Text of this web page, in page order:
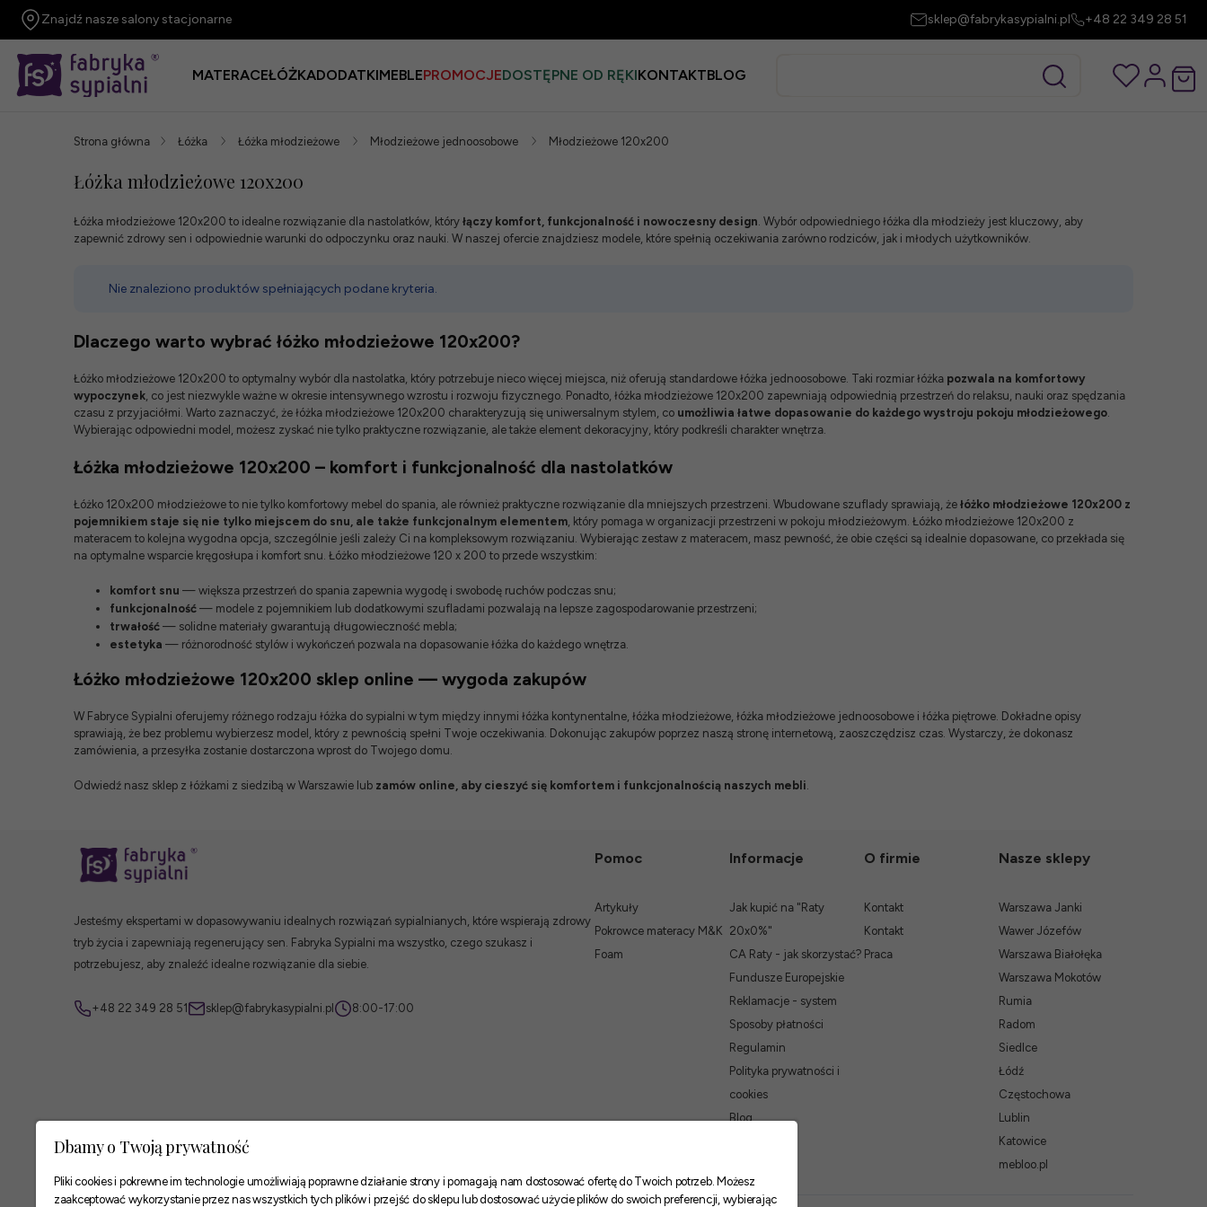
Znajdź nasze salony stacjonarne sklep@fabrykasypialni.pl +48 22 349 28 51
MATERACEŁÓŻKADODATKIMEBLEPROMOCJEDOSTĘPNE OD RĘKIKONTAKTBLOG
Strona główna Łóżka Łóżka młodzieżowe Młodzieżowe jednoosobowe Młodzieżowe 120x200
Łóżka młodzieżowe 120x200
Łóżka młodzieżowe 120x200 to idealne rozwiązanie dla nastolatków, który łączy komfort, funkcjonalność i nowoczesny design . Wybór odpowiedniego łóżka dla młodzieży jest kluczowy, aby
zapewnić zdrowy sen i odpowiednie warunki do odpoczynku oraz nauki. W naszej ofercie znajdziesz modele, które spełnią oczekiwania zarówno rodziców, jak i młodych użytkowników.
Nie znaleziono produktów spełniających podane kryteria.
Dlaczego warto wybrać łóżko młodzieżowe 120x200?
Łóżko młodzieżowe 120x200 to optymalny wybór dla nastolatka, który potrzebuje nieco więcej miejsca, niż oferują standardowe łóżka jednoosobowe. Taki rozmiar łóżka pozwala na komfortowy
wypoczynek , co jest niezwykle ważne w okresie intensywnego wzrostu i rozwoju fizycznego. Ponadto, łóżka młodzieżowe 120x200 zapewniają odpowiednią przestrzeń do relaksu, nauki oraz spędzania
czasu z przyjaciółmi. Warto zaznaczyć, że łóżka młodzieżowe 120x200 charakteryzują się uniwersalnym stylem, co umożliwia łatwe dopasowanie do każdego wystroju pokoju młodzieżowego
Wybierając odpowiedni model, możesz zyskać nie tylko praktyczne rozwiązanie, ale także element dekoracyjny, który podkreśli charakter wnętrza.
Łóżka młodzieżowe 120x200 – komfort i funkcjonalność dla nastolatków
Łóżko 120x200 młodzieżowe to nie tylko komfortowy mebel do spania, ale również praktyczne rozwiązanie dla mniejszych przestrzeni. Wbudowane szuflady sprawiają, że łóżko młodzieżowe 120x200 z
pojemnikiem staje się nie tylko miejscem do snu, ale także funkcjonalnym elementem , który pomaga w organizacji przestrzeni w pokoju młodzieżowym. Łóżko młodzieżowe 120x200 z
materacem to kolejna wygodna opcja, szczególnie jeśli zależy Ci na kompleksowym rozwiązaniu. Wybierając zestaw z materacem, masz pewność, że obie części są idealnie dopasowane, co przekłada się
na optymalne wsparcie kręgosłupa i komfort snu. Łóżko młodzieżowe 120 x 200 to przede wszystkim:
komfort snu — większa przestrzeń do spania zapewnia wygodę i swobodę ruchów podczas snu;
funkcjonalność — modele z pojemnikiem lub dodatkowymi szufladami pozwalają na lepsze zagospodarowanie przestrzeni;
trwałość — solidne materiały gwarantują długowieczność mebla;
estetyka — różnorodność stylów i wykończeń pozwala na dopasowanie łóżka do każdego wnętrza.
Łóżko młodzieżowe 120x200 sklep online — wygoda zakupów
W Fabryce Sypialni oferujemy różnego rodzaju łóżka do sypialni w tym między innymi łóżka kontynentalne, łóżka młodzieżowe łóżka młodzieżowe jednoosobowe i łóżka piętrowe . Dokładne opisy
sprawiają, że bez problemu wybierzesz model, który z pewnością spełni Twoje oczekiwania. Dokonując zakupów poprzez naszą stronę internetową, zaoszczędzisz czas. Wystarczy, że dokonasz
zamówienia, a przesyłka zostanie dostarczona wprost do Twojego domu.
Odwiedź nasz sklep z łóżkami z siedzibą w Warszawie lub zamów online, aby cieszyć się komfortem i funkcjonalnością naszych mebli
Jesteśmy ekspertami w dopasowywaniu idealnych rozwiązań sypialnianych, które wspierają zdrowy
tryb życia i zapewniają regenerujący sen. Fabryka Sypialni ma wszystko, czego szukasz i
potrzebujesz, aby znaleźć idealne rozwiązanie dla siebie.
+48 22 349 28 51 sklep@fabrykasypialni.pl 8:00-17:00
Pomoc
Artykuły
Pokrowce materacy M&K
Foam
Informacje
Jak kupić na "Raty
20x0%"
CA Raty - jak skorzystać?
Fundusze Europejskie
Reklamacje - system
Sposoby płatności
Regulamin
Polityka prywatności i
cookies
Blog
O firmie
Kontakt
Kontakt
Praca
Nasze sklepy
Warszawa Janki
Wawer Józefów
Warszawa Białołęka
Warszawa Mokotów
Rumia
Radom
Siedlce
Łódź
Częstochowa
Lublin
Katowice
mebloo.pl
Dbamy o Twoją prywatność
Pliki cookies i pokrewne im technologie umożliwiają poprawne działanie strony i pomagają nam dostosować ofertę do Twoich potrzeb. Możesz
zaakceptować wykorzystanie przez nas wszystkich tych plików i przejść do sklepu lub dostosować użycie plików do swoich preferencji, wybierając